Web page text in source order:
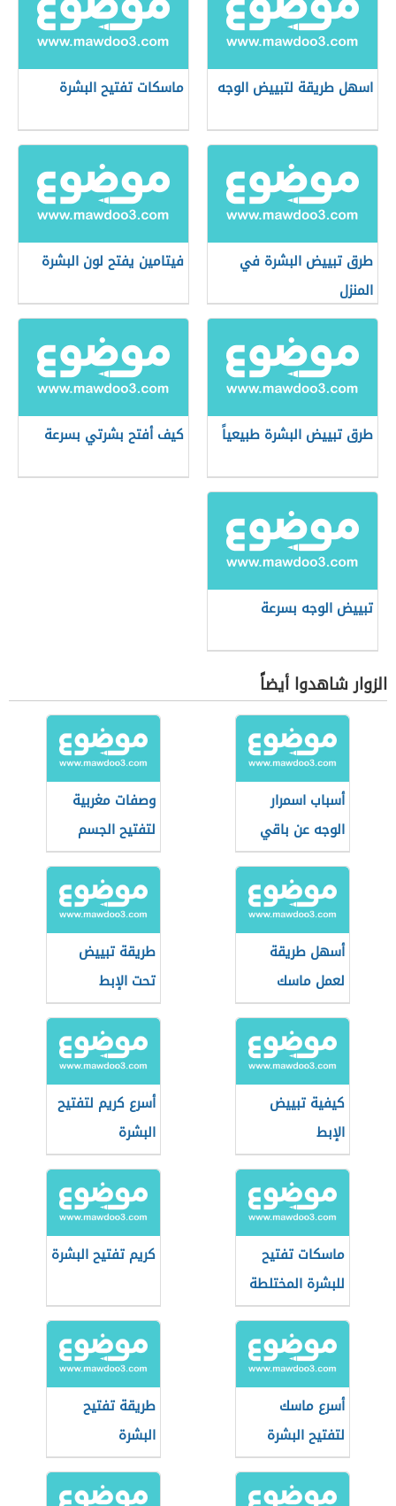
اسهل طريقة لتبييض الوجه ماسكات تفتيح البشرة
طرق تبييض البشرة في
المنزل
فيتامين يفتح لون البشرة
طرق تبييض البشرة طبيعياً كيف أفتح بشرتي بسرعة
تبييض الوجه بسرعة
الزوار شاهدوا أيضاً
أسباب اسمرار
الوجه عن باقي
الجسم
وصفات مغربية
لتفتيح الجسم
أسهل طريقة
لعمل ماسك
لتفتيح البشرة
طريقة تبييض
تحت الإبط
كيفية تبييض
الإبط
أسرع كريم لتفتيح
البشرة
ماسكات تفتيح
للبشرة المختلطة
كريم تفتيح البشرة
أسرع ماسك
لتفتيح البشرة
طريقة تفتيح
البشرة